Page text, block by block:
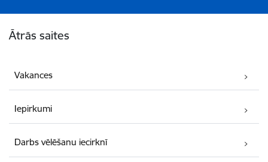
Ātrās saites
Vakances
Iepirkumi
Darbs vēlēšanu iecirknī